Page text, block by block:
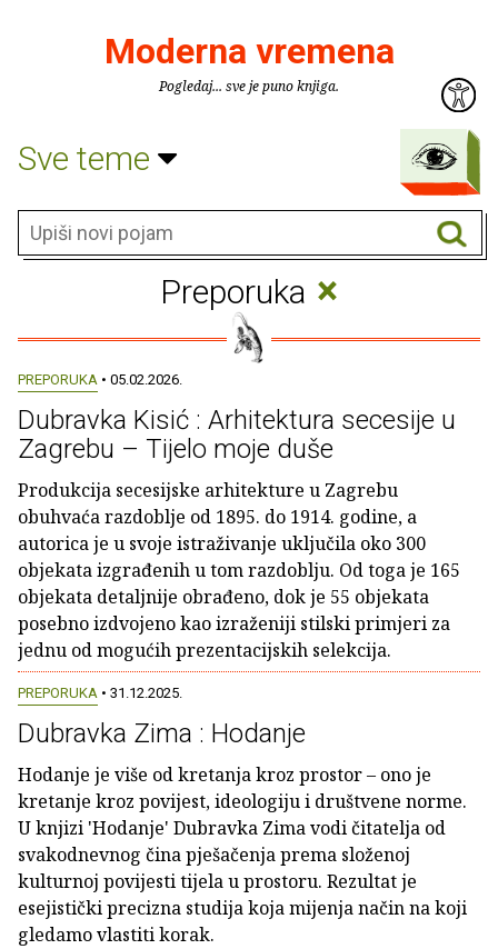
Moderna vremena
Pogledaj... sve je puno knjiga.
Sve teme
Preporuka ×
PREPORUKA • 05.02.2026.
Dubravka Kisić : Arhitektura secesije u
Zagrebu – Tijelo moje duše
Produkcija secesijske arhitekture u Zagrebu
obuhvaća razdoblje od 1895. do 1914. godine, a
autorica je u svoje istraživanje uključila oko 300
objekata izgrađenih u tom razdoblju. Od toga je 165
objekata detaljnije obrađeno, dok je 55 objekata
posebno izdvojeno kao izraženiji stilski primjeri za
jednu od mogućih prezentacijskih selekcija.
PREPORUKA • 31.12.2025.
Dubravka Zima : Hodanje
Hodanje je više od kretanja kroz prostor – ono je
kretanje kroz povijest, ideologiju i društvene norme.
U knjizi 'Hodanje' Dubravka Zima vodi čitatelja od
svakodnevnog čina pješačenja prema složenoj
kulturnoj povijesti tijela u prostoru. Rezultat je
esejistički precizna studija koja mijenja način na koji
gledamo vlastiti korak.